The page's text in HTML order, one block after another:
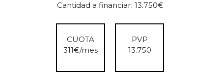
Cantidad a financiar: 13.750€
CUOTA
311€/mes
PVP
13.750